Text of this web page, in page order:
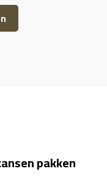
pakken